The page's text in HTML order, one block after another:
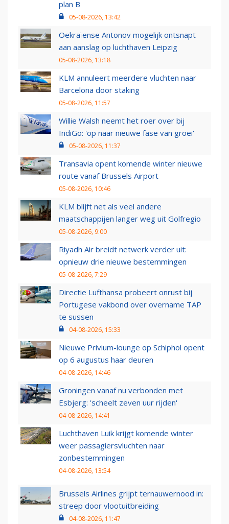
plan B
05-08-2026, 13:42
Oekraïense Antonov mogelijk ontsnapt
aan aanslag op luchthaven Leipzig
05-08-2026, 13:18
KLM annuleert meerdere vluchten naar
Barcelona door staking
05-08-2026, 11:57
Willie Walsh neemt het roer over bij
IndiGo: 'op naar nieuwe fase van groei'
05-08-2026, 11:37
Transavia opent komende winter nieuwe
route vanaf Brussels Airport
05-08-2026, 10:46
KLM blijft net als veel andere
maatschappijen langer weg uit Golfregio
05-08-2026, 9:00
Riyadh Air breidt netwerk verder uit:
opnieuw drie nieuwe bestemmingen
05-08-2026, 7:29
Directie Lufthansa probeert onrust bij
Portugese vakbond over overname TAP
te sussen
04-08-2026, 15:33
Nieuwe Privium-lounge op Schiphol opent
op 6 augustus haar deuren
04-08-2026, 14:46
Groningen vanaf nu verbonden met
Esbjerg: 'scheelt zeven uur rijden'
04-08-2026, 14:41
Luchthaven Luik krijgt komende winter
weer passagiersvluchten naar
zonbestemmingen
04-08-2026, 13:54
Brussels Airlines grijpt ternauwernood in:
streep door vlootuitbreiding
04-08-2026, 11:47